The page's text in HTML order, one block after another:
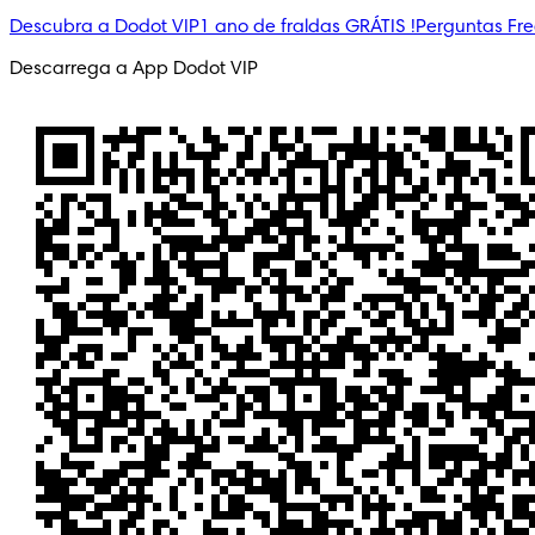
Descubra a Dodot VIP1 ano de fraldas GRÁTIS !Perguntas
Descarrega a App Dodot VIP